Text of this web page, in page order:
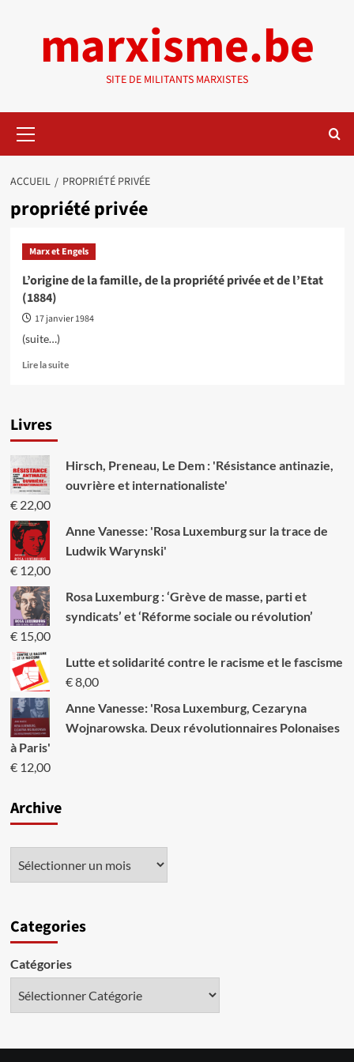
marxisme.be
SITE DE MILITANTS MARXISTES
principal
ACCUEIL PROPRIÉTÉ PRIVÉE
propriété privée
Marx et Engels
L’origine de la famille, de la propriété privée et de l’Etat
(1884)
17 janvier 1984
(suite…)
Lire la suiteEn
famille,
de
privée
de
Livres
Hirsch, Preneau, Le Dem : 'Résistance antinazie,
ouvrière et internationaliste'
€22,00
Anne Vanesse: 'Rosa Luxemburg sur la trace de
Ludwik Warynski'
€12,00
Rosa Luxemburg : ‘Grève de masse, parti et
syndicats’ et ‘Réforme sociale ou révolution’
€15,00
Lutte et solidarité contre le racisme et le fascisme
€8,00
Anne Vanesse: 'Rosa Luxemburg, Cezaryna
Wojnarowska. Deux révolutionnaires Polonaises
à Paris'
€12,00
Archive
Categories
Catégories